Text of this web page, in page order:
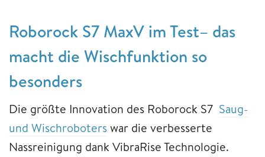
Roborock S7 MaxV im Test– das
macht die Wischfunktion so
besonders
Die größte Innovation des Roborock S7 Saug-
und Wischroboterswar die verbesserte
Nassreinigung dank VibraRise Technologie.